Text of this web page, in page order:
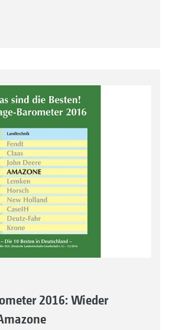
2016: Wieder